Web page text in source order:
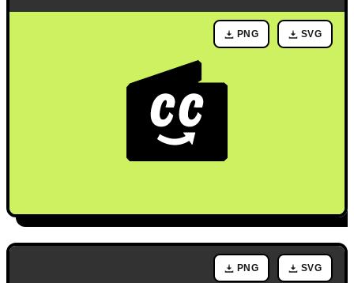
PNG SVG
PNG SVG